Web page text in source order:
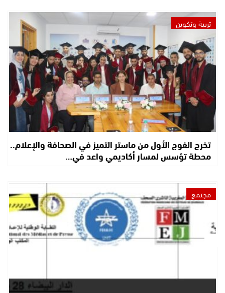
تربية وتكوين
تخرج الفوج الأول من ماستر التميز في الصحافة والإعلام..
محطة تؤسس لمسار أكاديمي واعد في…
مجتمع